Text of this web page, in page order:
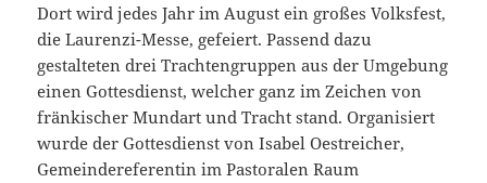
Dort wird jedes Jahr im August ein großes Volksfest,
die Laurenzi-Messe, gefeiert. Passend dazu
gestalteten drei Trachtengruppen aus der Umgebung
einen Gottesdienst, welcher ganz im Zeichen von
fränkischer Mundart und Tracht stand. Organisiert
wurde der Gottesdienst von Isabel Oestreicher,
Gemeindereferentin im Pastoralen Raum